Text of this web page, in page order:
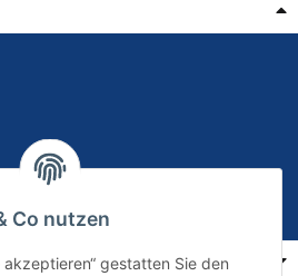
Co nutzen
akzeptieren“ gestatten Sie den